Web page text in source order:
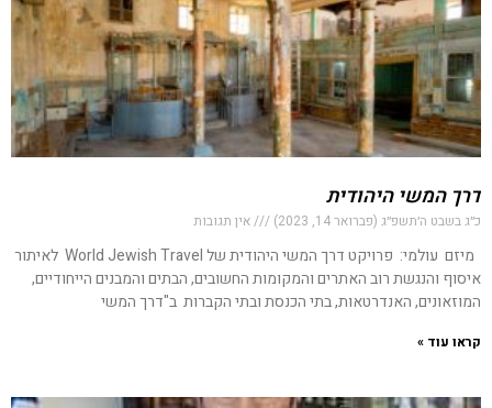
דרך המשי היהודית
כ״ג בשבט ה׳תשפ״ג (פברואר 14, 2023) אין תגובות
מיזם עולמי: פרויקט דרך המשי היהודית של World Jewish Travel לאיתור
איסוף והנגשת רוב האתרים והמקומות החשובים, הבתים והמבנים הייחודיים,
המוזאונים, האנדרטאות, בתי הכנסת ובתי הקברות ב"דרך המשי
קראו עוד »